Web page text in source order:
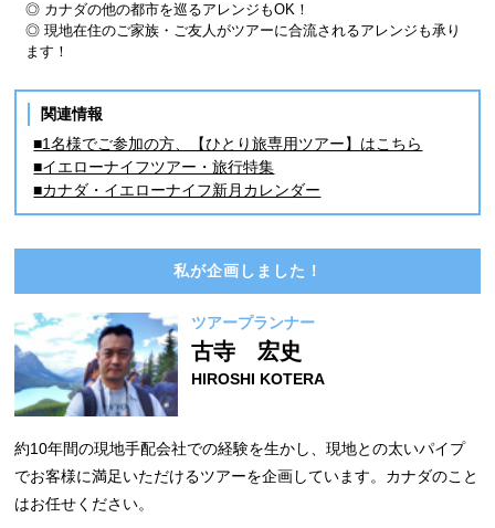
◎ カナダの他の都市を巡るアレンジもOK！
◎ 現地在住のご家族・ご友人がツアーに合流されるアレンジも承り
ます！
関連情報
■1名様でご参加の方、【ひとり旅専用ツアー】はこちら
■イエローナイフツアー・旅行特集
■カナダ・イエローナイフ新月カレンダー
私が企画しました！
ツアープランナー
古寺 宏史
HIROSHI KOTERA
約10年間の現地手配会社での経験を生かし、現地との太いパイプ
でお客様に満足いただけるツアーを企画しています。カナダのこと
はお任せください。